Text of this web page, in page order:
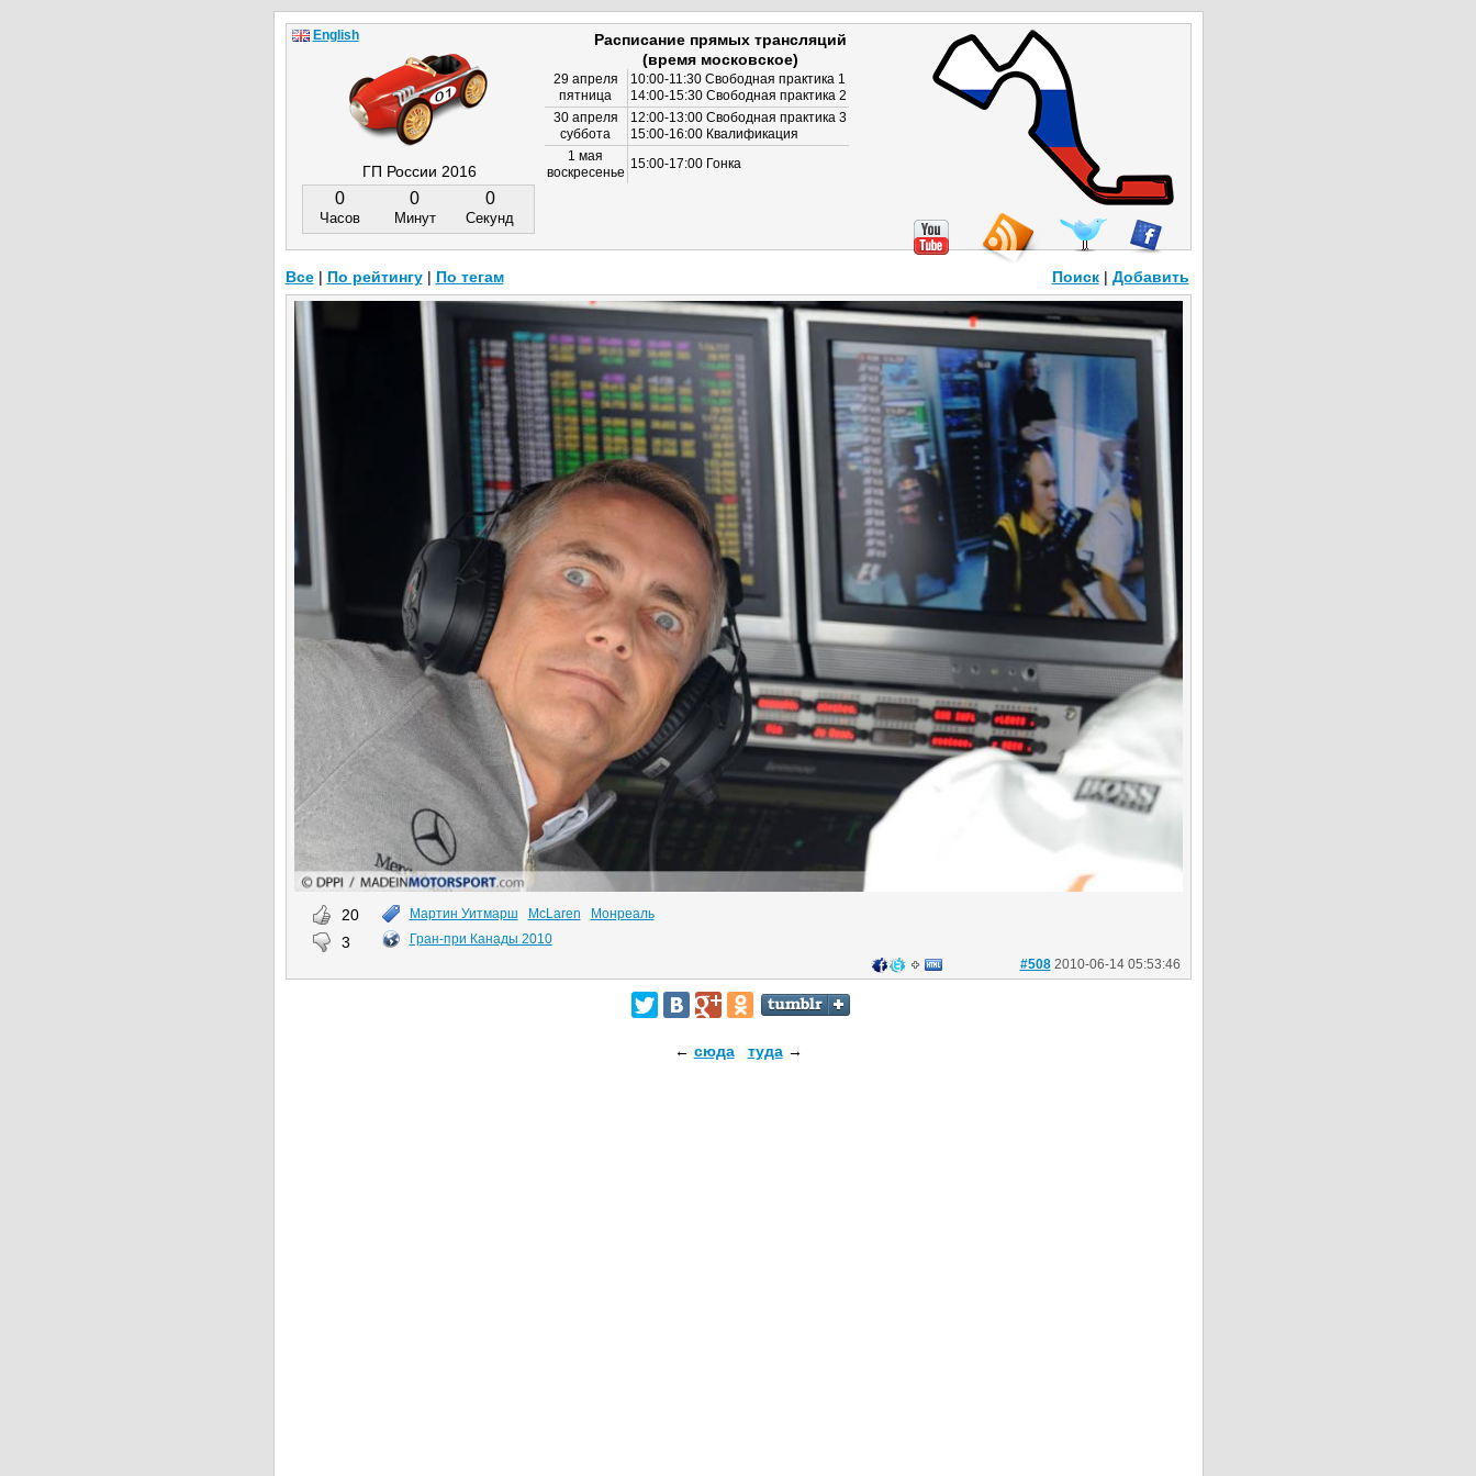
20
3
Мартин Уитмарш McLaren
Монреаль
Гран-при Канады 2010
#508 2010-06-14 05:53:46
← сюда туда→
ГП России 2016
0
Часов
0
Минут
0
Секунд
Расписание прямых трансляций
(время московское)
29 апреля
пятница
10:00-11:30 Свободная практика 1
14:00-15:30 Свободная практика 2
30 апреля
суббота
12:00-13:00 Свободная практика 3
15:00-16:00 Квалификация
1 мая
воскресенье
15:00-17:00 Гонка
English
Все| По рейтингу| По тегам Добавить
Поиск|